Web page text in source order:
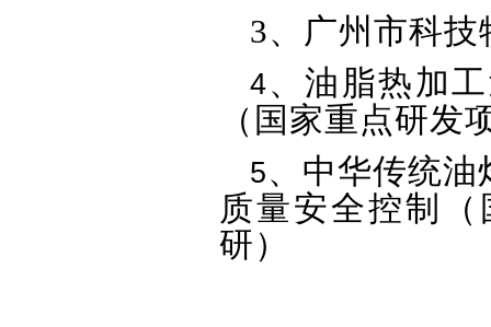
3、广州市科
4、油脂热加
（国家重点研发
5、中华传统
质量安全控制
研）